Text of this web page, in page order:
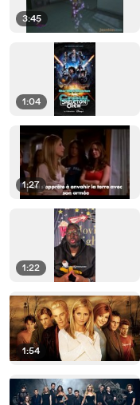
3:45
1:04
1:27
1:22
1:54